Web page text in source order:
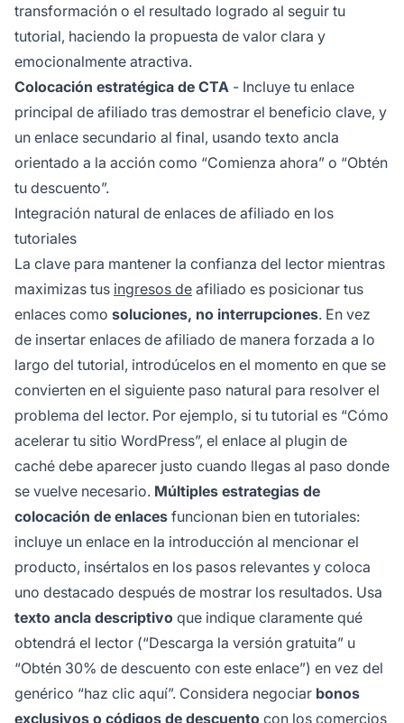
transformación o el resultado logrado al seguir tu
tutorial, haciendo la propuesta de valor clara y
emocionalmente atractiva.
Colocación estratégica de CTA - Incluye tu enlace
principal de afiliado tras demostrar el beneficio clave, y
un enlace secundario al final, usando texto ancla
orientado a la acción como “Comienza ahora” o “Obtén
tu descuento”.
Integración natural de enlaces de afiliado en los
tutoriales
La clave para mantener la confianza del lector mientras
maximizas tus ingresos de afiliado es posicionar tus
enlaces como soluciones, no interrupciones. En vez
de insertar enlaces de afiliado de manera forzada a lo
largo del tutorial, introdúcelos en el momento en que se
convierten en el siguiente paso natural para resolver el
problema del lector. Por ejemplo, si tu tutorial es “Cómo
acelerar tu sitio WordPress”, el enlace al plugin de
caché debe aparecer justo cuando llegas al paso donde
se vuelve necesario. Múltiples estrategias de
colocación de enlaces funcionan bien en tutoriales:
incluye un enlace en la introducción al mencionar el
producto, insértalos en los pasos relevantes y coloca
uno destacado después de mostrar los resultados. Usa
texto ancla descriptivo que indique claramente qué
obtendrá el lector (“Descarga la versión gratuita” u
“Obtén 30% de descuento con este enlace”) en vez del
genérico “haz clic aquí”. Considera negociar bonos
exclusivos o códigos de descuento con los comercios